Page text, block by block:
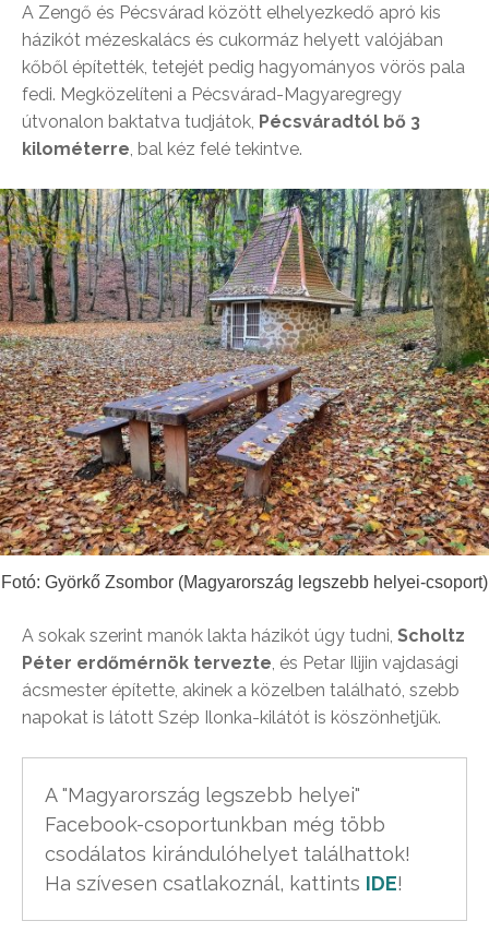
A Zengő és Pécsvárad között elhelyezkedő apró kis
házikót mézeskalács és cukormáz helyett valójában
kőből építették, tetejét pedig hagyományos vörös pala
fedi. Megközelíteni a Pécsvárad-Magyaregregy
útvonalon baktatva tudjátok, Pécsváradtól bő 3
kilométerre, bal kéz felé tekintve.
Fotó: Györkő Zsombor (Magyarország legszebb helyei-csoport)
A sokak szerint manók lakta házikót úgy tudni, Scholtz
Péter erdőmérnök tervezte , és Petar Ilijin vajdasági
ácsmester építette, akinek a közelben található, szebb
napokat is látott Szép Ilonka-kilátót is köszönhetjük.
A "Magyarország legszebb helyei"
Facebook-csoportunkban még több
csodálatos kirándulóhelyet találhattok!
Ha szívesen csatlakoznál, kattints IDE!